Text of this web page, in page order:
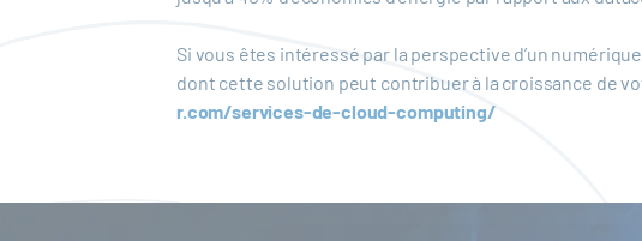
Si vous êtes intéressé par la perspective d’un
dont cette solution peut contribuer à la croissance de
r.com/services-de-cloud-computing/